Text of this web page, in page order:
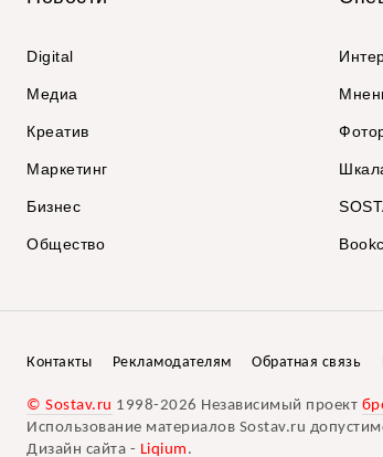
Digital
Медиа
Креатив
Маркетинг
Бизнес
Общество
Контакты Рекламодателям Обратная связь
© Sostav.ru 1998-2026 Независимый проект
Использование материалов Sostav.ru
Дизайн сайта - Liqium .